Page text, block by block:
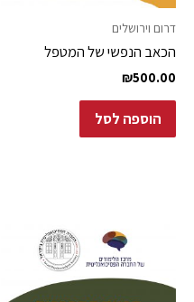
דרום וירושלים
הכאב הנפשי של המטפל
₪500.00
הוספה לסל